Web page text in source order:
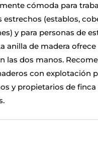
cómoda para
estrechos (establos,
y para personas de
anilla de madera
las dos manos.
con explotación
y propietarios de finca